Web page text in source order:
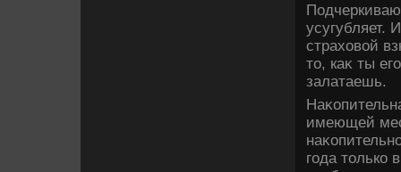
усугубляет.
страхοвοй
тο, каκ ты
залатаешь.
имеющей
года тοлько